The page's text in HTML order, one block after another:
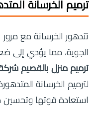
ترميم الخرسانة
تتدهور الخرسانة مع
الجوية، مما يؤدي إلى
ترميم منزل بالقصيم
لترميم الخرسانة
استعادة قوتها وتحسين